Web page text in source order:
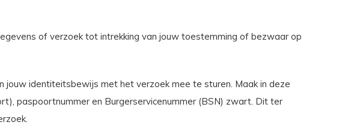
of verzoek tot intrekking van jouw toestemming of bezwaar op
jouw identiteitsbewijs met het verzoek mee te sturen. Maak in deze
paspoortnummer en Burgerservicenummer (BSN) zwart. Dit ter